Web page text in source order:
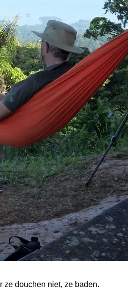
ze douchen niet, ze baden.